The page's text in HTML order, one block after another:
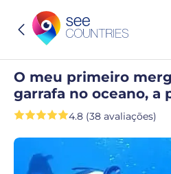
O meu primeiro
garrafa no oceano, a
4.8 (38 avaliações)